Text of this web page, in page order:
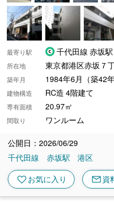
最寄り駅 千代田線 赤坂
所在地 東京都港区赤坂７
築年月 1984年6月（築42年
建物構造 RC造 4階建て
専有面積 20.97㎡
間取り ワンルーム
公開日：2026/06/29
千代田線
赤坂駅 港区
favoriteお気に入り mail資